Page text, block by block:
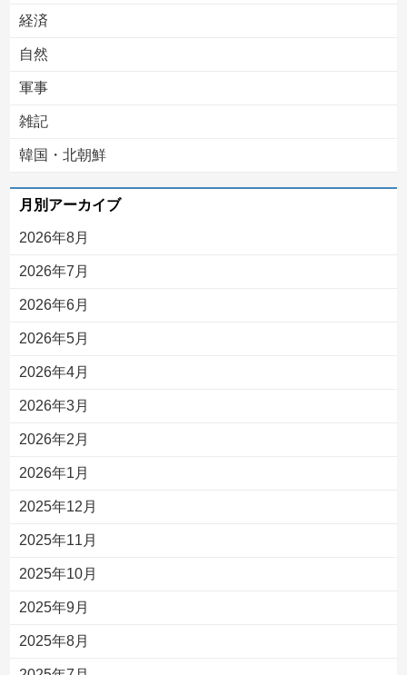
経済
自然
軍事
雑記
韓国・北朝鮮
月別アーカイブ
2026年8月
2026年7月
2026年6月
2026年5月
2026年4月
2026年3月
2026年2月
2026年1月
2025年12月
2025年11月
2025年10月
2025年9月
2025年8月